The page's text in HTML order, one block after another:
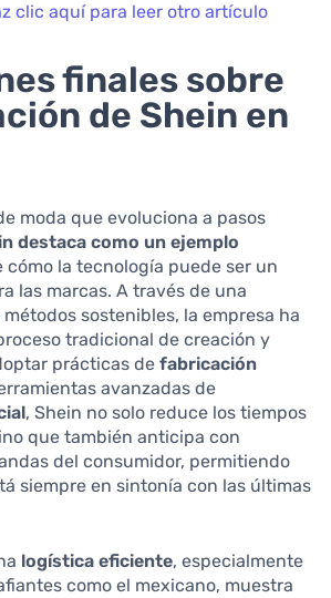
clic aquí para leer otro artículo
finales sobre
de Shein en
moda que evoluciona a pasos
destaca como un ejemplo
cómo la tecnología puede ser un
las marcas. A través de una
métodos sostenibles, la empresa ha
tradicional de creación y
prácticas de fabricación
avanzadas de
, Shein no solo reduce los tiempos
que también anticipa con
del consumidor, permitiendo
siempre en sintonía con las últimas
logística eficiente, especialmente
como el mexicano, muestra